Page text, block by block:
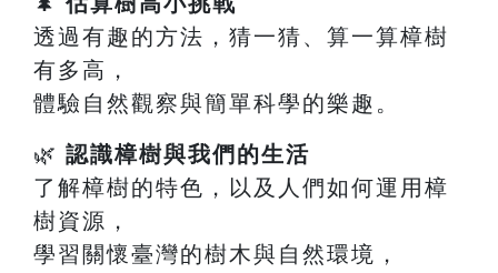
透過有趣的方法，猜一猜、算一算樟樹
有多高，
體驗自然觀察與簡單科學的樂趣。
🌿 認識樟樹與我們的生活
了解樟樹的特色，以及人們如何運用樟
樹資源，
學習關懷臺灣的樹木與自然環境，